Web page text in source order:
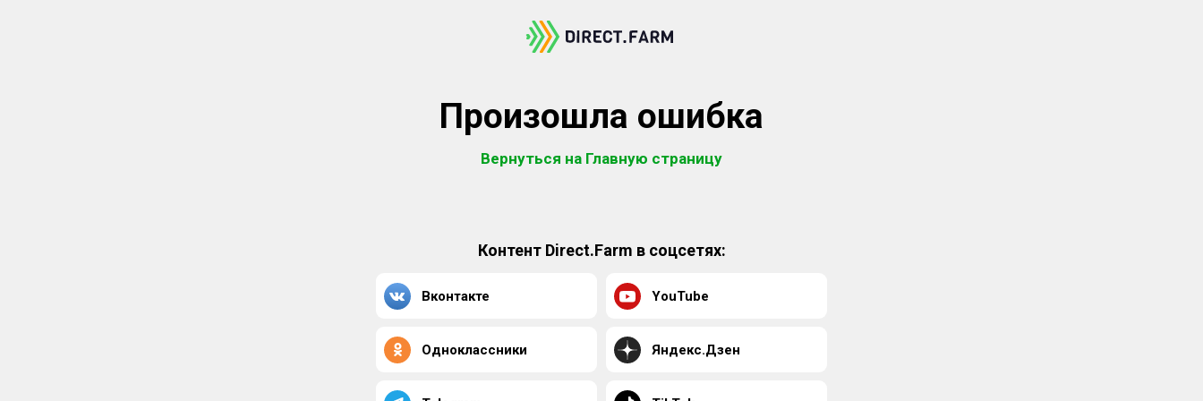
Произошла ошибка
Вернуться на Главную страницу
Контент Direct.Farm в соцсетях:
Вконтакте YouTube
Одноклассники Яндекс.Дзен